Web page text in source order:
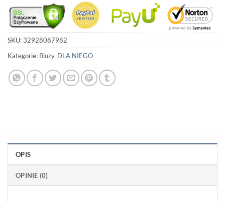
SKU:32928087982
Kategorie: Bluzy, DLA NIEGO
OPIS
OPINIE (0)